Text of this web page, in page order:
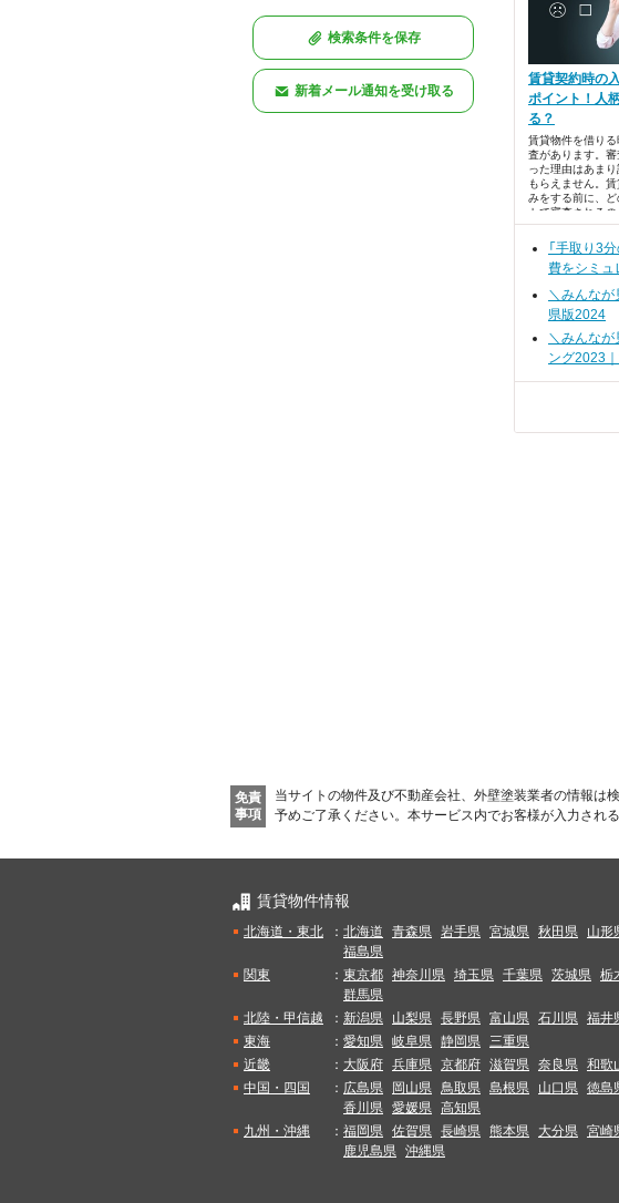
検索条件を保存
新着メール通知を受け取る
賃貸契約時の
ポイント！人
る？
賃貸物件を借り
査があります。審
った理由はあま
もらえません。
みをする前に、
トで審査される
しょう。
「手取り3
費をシミュ
＼みんなが
県版2024
＼みんな
ング2023
免責
事項
当サイトの物件及び不動産会社、外壁塗装業者の情報は
予めご了承ください。 本サービス内でお客様が入力され
賃貸物件情報
北海道・東北 ： 北海道 青森県 岩手県 宮城県 秋田県
山形
福島県
関東
： 東京都 神奈川県 埼玉県 千葉県 茨城県 栃
群馬県
北陸・甲信越
： 新潟県 山梨県 長野県 富山県 石川県 福井
東海
： 愛知県 岐阜県 静岡県 三重県
近畿
： 大阪府 兵庫県 京都府 滋賀県 奈良県 和歌
中国・四国
： 広島県 岡山県 鳥取県 島根県 山口県 徳島
香川県 愛媛県 高知県
九州・沖縄
： 福岡県 佐賀県 長崎県 熊本県 大分県 宮崎
鹿児島県 沖縄県